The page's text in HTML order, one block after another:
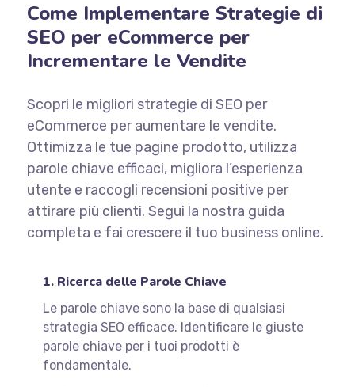
Come Implementare Strategie di
SEO per eCommerce per
Incrementare le Vendite
Scopri le migliori strategie di SEO per
eCommerce per aumentare le vendite.
Ottimizza le tue pagine prodotto, utilizza
parole chiave efficaci, migliora l’esperienza
utente e raccogli recensioni positive per
attirare più clienti. Segui la nostra guida
completa e fai crescere il tuo business online.
1. Ricerca delle Parole Chiave
Le parole chiave sono la base di qualsiasi
strategia SEO efficace. Identificare le giuste
parole chiave per i tuoi prodotti è
fondamentale.